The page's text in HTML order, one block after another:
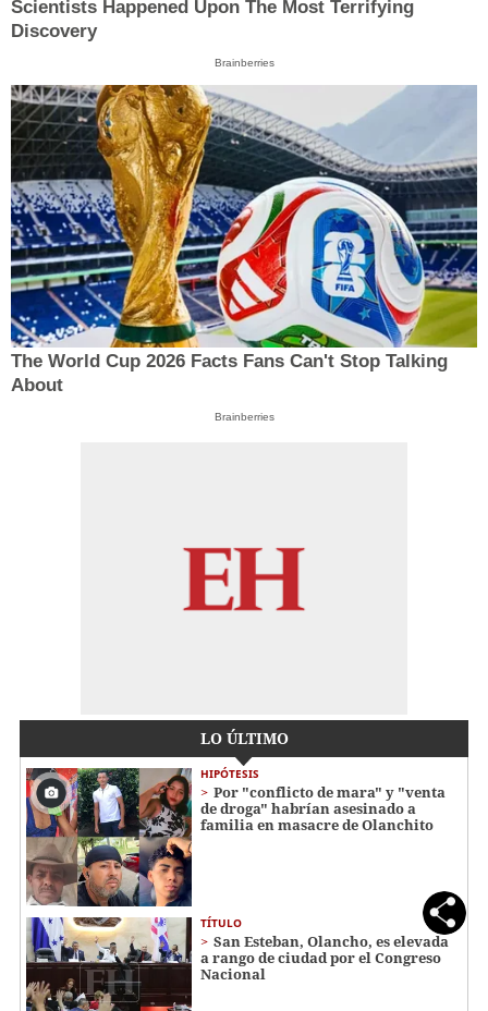
Scientists Happened Upon The Most Terrifying
Discovery
Brainberries
The World Cup 2026 Facts Fans Can't Stop Talking
About
Brainberries
LO ÚLTIMO
HIPÓTESIS
Por "conflicto de mara" y "venta
de droga" habrían asesinado a
familia en masacre de Olanchito
TÍTULO
San Esteban, Olancho, es elevada
a rango de ciudad por el Congreso
Nacional